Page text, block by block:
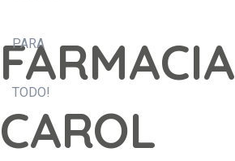
FARMACIA
CAROL